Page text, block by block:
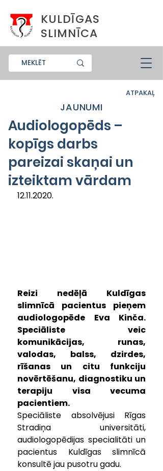
KULDĪGAS
SLIMNĪCA
ATPAKAĻ
JAUNUMI
Audiologopēds –
kopīgs darbs
pareizai skaņai un
izteiktam vārdam
12.11.2020.
Reizi nedēļā Kuldīgas
slimnīcā pacientus pieņem
audiologopēde Eva Kinča.
Speciāliste veic
komunikācijas, runas,
valodas, balss, dzirdes,
rīšanas un citu funkciju
novērtēšanu, diagnostiku un
terapiju visa vecuma
pacientiem.
Speciāliste absolvējusi Rīgas
Stradiņa universitāti,
audiologopēdijas specialitāti un
pacientus Kuldīgas slimnīcā
konsultē jau pusotru gadu.